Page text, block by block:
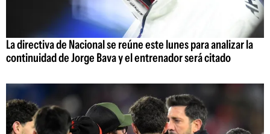
La directiva de Nacional se reúne este lunes para analizar la
continuidad de Jorge Bava y el entrenador será citado